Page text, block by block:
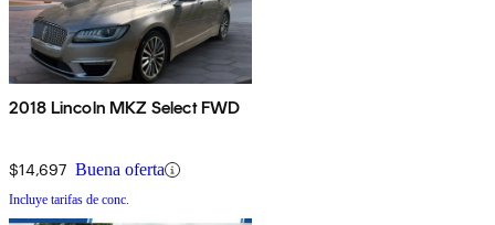
2018 Lincoln MKZ Select FWD
$14,697 Buena oferta
Incluye tarifas de conc.